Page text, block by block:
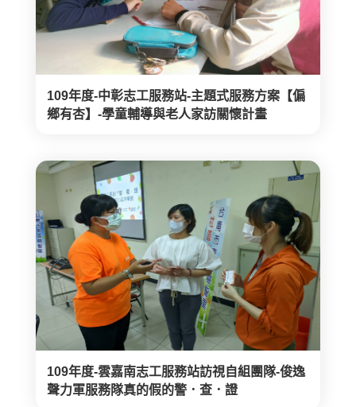
109年度-中彰志工服務站-主題式服務方案【偏
鄉有杏】-學童輔導與老人家訪關懷計畫
109年度-雲嘉南志工服務站訪視自組團隊-俊逸
聲力軍服務隊真的假的警．查．證